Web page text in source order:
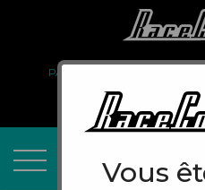
PARTENARIAT
Vous